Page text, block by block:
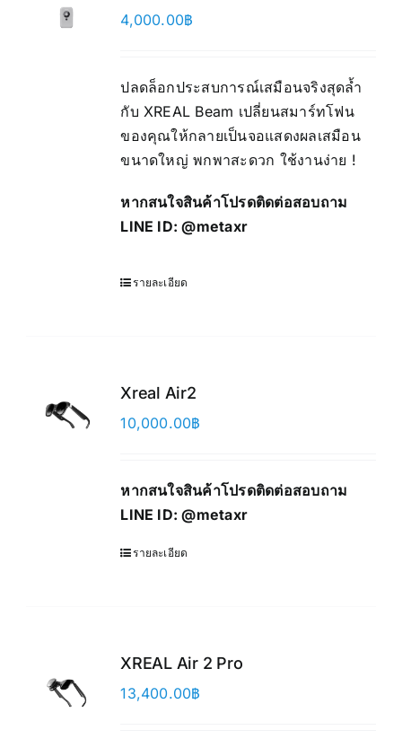
4,000.00฿
ปลดล็อกประสบการณ์เสมือนจริงสุดล้ำ
กับ XREAL Beam เปลี่ยนสมาร์ทโฟน
ของคุณให้กลายเป็นจอแสดงผลเสมือน
ขนาดใหญ่ พกพาสะดวก ใช้งานง่าย !
หากสนใจสินค้าโปรดติดต่อสอบถาม
LINE ID:@metaxr
รายละเอียด
Xreal Air2
10,000.00฿
หากสนใจสินค้าโปรดติดต่อสอบถาม
LINE ID:@metaxr
รายละเอียด
XREAL Air 2 Pro
13,400.00฿